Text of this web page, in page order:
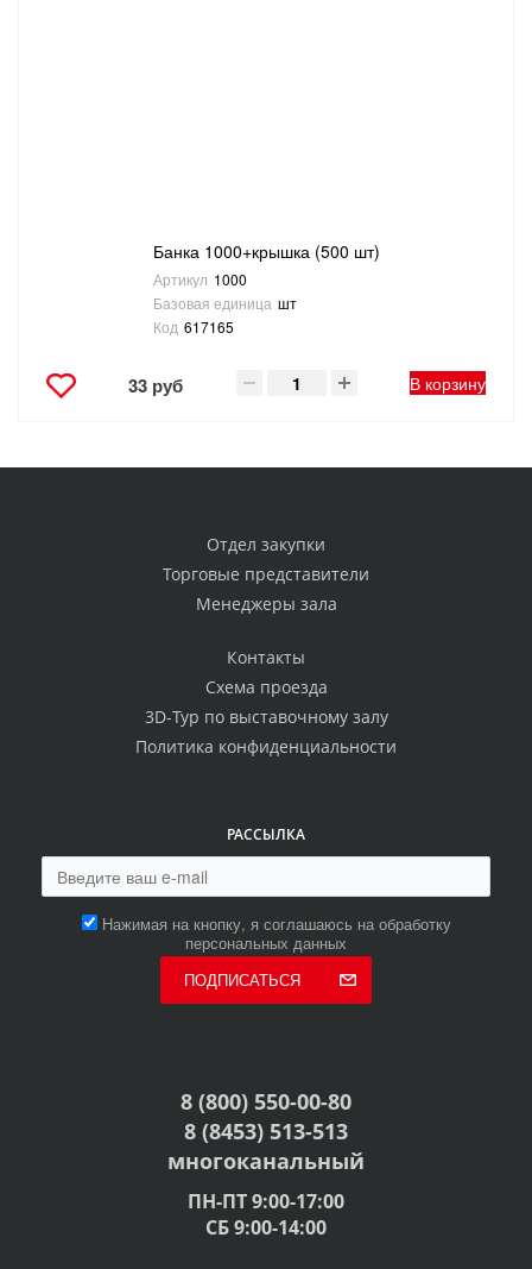
Банка 1000+крышка (500 шт)
Артикул 1000
Базовая единица шт
Код 617165
33 руб В корзину
Отдел закупки
Торговые представители
Менеджеры зала
Контакты
Схема проезда
3D-Тур по выставочному залу
Политика конфиденциальности
РАССЫЛКА
Нажимая на кнопку, я соглашаюсь на обработку
персональных данных
ПОДПИСАТЬСЯ
8 (800) 550-00-80
8 (8453) 513-513
многоканальный
ПН-ПТ 9:00-17:00
СБ 9:00-14:00